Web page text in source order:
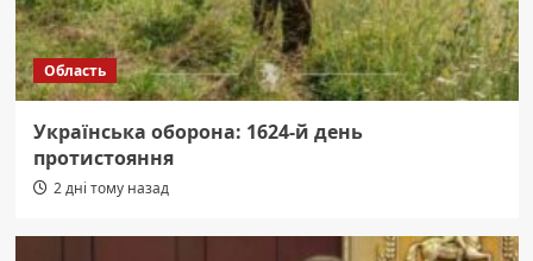
Область
Українська оборона: 1624-й день
протистояння
2 дні тому назад